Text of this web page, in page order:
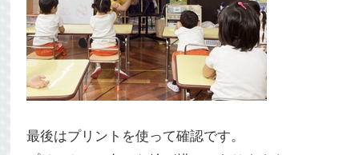
最後はプリントを使って確認です。